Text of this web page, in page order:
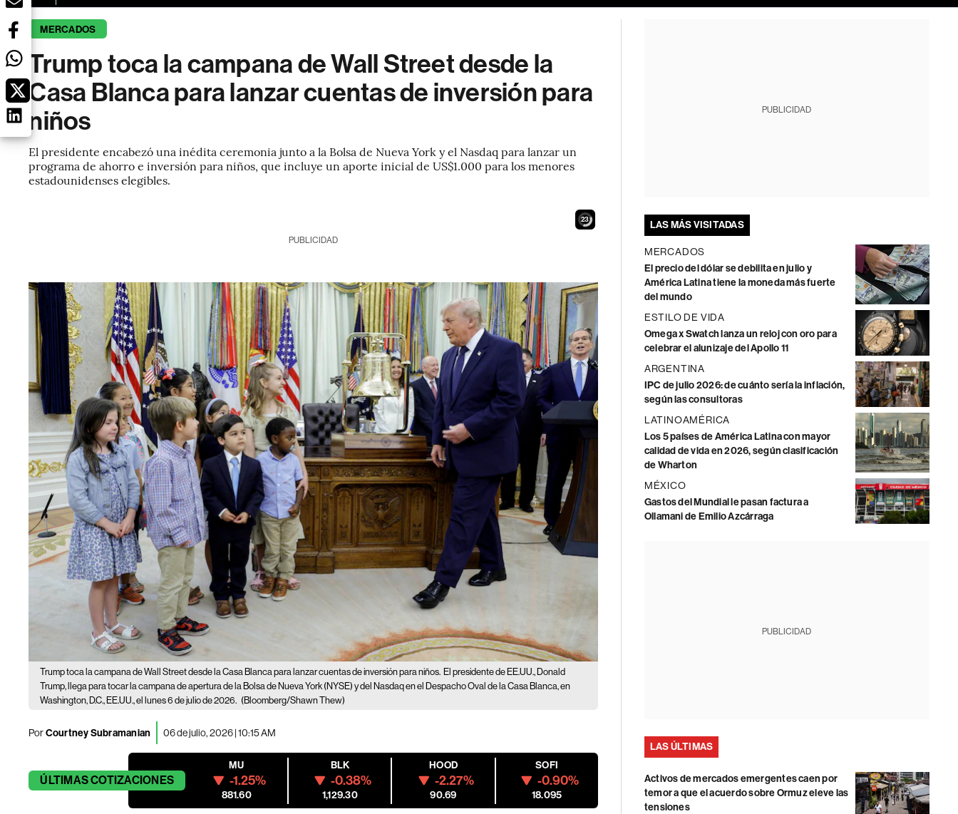
MERCADOS
Trump toca la campana de Wall Street desde la
Casa Blanca para lanzar cuentas de inversión para
niños
El presidente encabezó una inédita ceremonia junto a la Bolsa de Nueva York y el Nasdaq para lanzar un
programa de ahorro e inversión para niños, que incluye un aporte inicial de US$1.000 para los menores
estadounidenses elegibles.
22
PUBLICIDAD
Trump toca la campana de Wall Street desde la Casa Blanca para lanzar cuentas de inversión para niños. El presidente de EE.UU., Donald
Trump, llega para tocar la campana de apertura de la Bolsa de Nueva York (NYSE) y del Nasdaq en el Despacho Oval de la Casa Blanca, en
Washington, D.C., EE.UU., el lunes 6 de julio de 2026. (Bloomberg/Shawn Thew)
PorCourtney Subramanian 06 de julio, 2026 | 10:15 AM
ÚLTIMASCOTIZACIONES
MU
-1.25%
881.60
BLK
-0.38%
1,129.30
HOOD
-2.27%
90.69
SOFI
-0.90%
18.095
PUBLICIDAD
LAS MÁS VISITADAS
MERCADOS
El precio del dólar se debilita en julio y
América Latina tiene la moneda más fuerte
del mundo
ESTILO DE VIDA
Omega x Swatch lanza un reloj con oro para
celebrar el alunizaje del Apollo 11
ARGENTINA
IPC de julio 2026: de cuánto sería la inflación,
según las consultoras
LATINOAMÉRICA
Los 5 países de América Latina con mayor
calidad de vida en 2026, según clasificación
de Wharton
MÉXICO
Gastos del Mundial le pasan factura a
Ollamani de Emilio Azcárraga
PUBLICIDAD
LAS ÚLTIMAS
Activos de mercados emergentes caen por
temor a que el acuerdo sobre Ormuz eleve las
tensiones